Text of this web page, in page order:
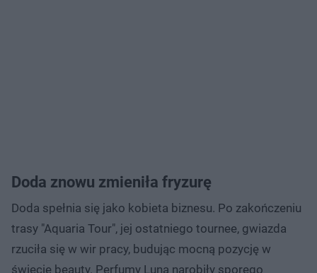
Doda znowu zmieniła fryzurę
Doda spełnia się jako kobieta biznesu. Po zakończeniu
trasy "Aquaria Tour", jej ostatniego tournee, gwiazda
rzuciła się w wir pracy, budując mocną pozycję w
świecie beauty. Perfumy Luna narobiły sporego